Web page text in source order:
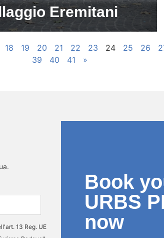
Eremitani
18 19 20 21 22 23 24 25 26
39
40 41 »
13 Reg. UE
Book
URBS
now